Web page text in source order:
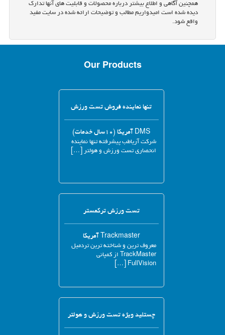
همچنین آگاهی و اطلاع بیشتر درباره محصولات و قابلیت های آنها تدارک
دیده شده است امیدواریم مطالب و توضیحات ارائه شده در سایت مفید
واقع شود.
Our Products
تنها نماینده فروش تست ورزش
DMS آمریکا (۱۰سال خدمات)
شرکت آریاطب پیشرفته تنها نماینده
انحصاری تست ورزش و هولتر […]
تست ورزش ترکمستر
Trackmaster آمریکا
معروف ترین و شناخته ترین تردمیل
TrackMaster از کمپانی
FullVision […]
چستلید ویژه تست ورزش و هولتر